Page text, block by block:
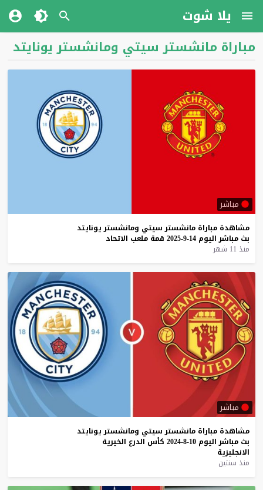
يلا شوت
مباراة مانشستر سيتي ومانشستر يونايتد
مباشر
مشاهدة مباراة مانشستر سيتي ومانشستر يونايتد
بث مباشر اليوم 14-9-2025 قمة ملعب الاتحاد
منذ 11 شهر
مباشر
مشاهدة مباراة مانشستر سيتي ومانشستر يونايتد
بث مباشر اليوم 10-8-2024 كأس الدرع الخيرية
الانجليزية
منذ سنتين